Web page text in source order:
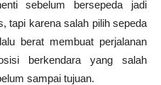
sebelum bersepeda jadi
tapi karena salah pilih sepeda
berat membuat perjalanan
berkendara yang salah
sampai tujuan.